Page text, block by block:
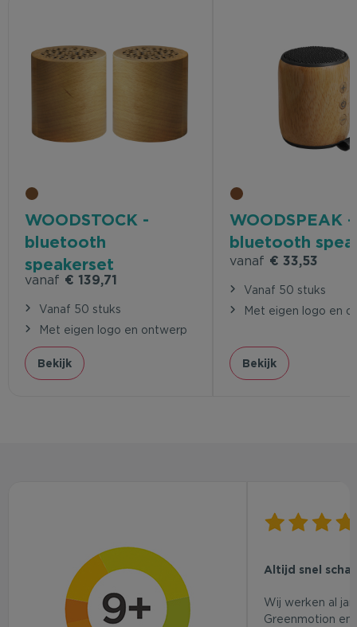
WOODSTOCK -
bluetooth
speakerset
vanaf € 139,71
Vanaf 50 stuks
Met eigen logo en ontwerp
Bekijk
WOODSPEAK -
bluetooth
vanaf € 33,53
Vanaf 50 stuks
Met eigen logo en
Bekijk
Altijd snel
Wij werken al
Greenmotion en